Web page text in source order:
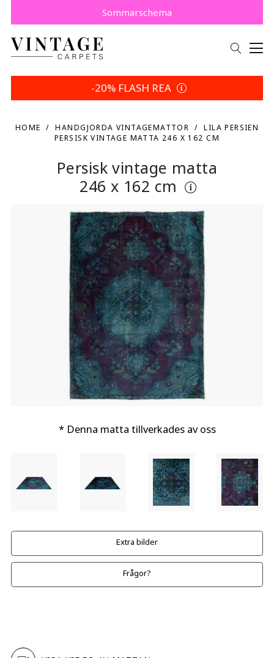
Spara 5 % | Dina returvillkor
Köp nu, betala senare med Klarna.
Sommarschema
-20% FLASH REA
HOME HANDGJORDA VINTAGEMATTOR
LILA PERSIEN
PERSISK VINTAGE MATTA 246 X 162 CM
Persisk vintage matta
246 x 162 cm
* Denna matta tillverkades av oss
Extra bilder
Frågor?